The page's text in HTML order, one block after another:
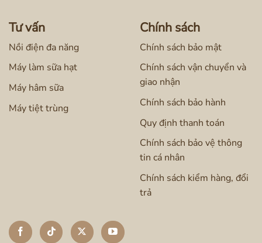
Tư vấn
Nồi điện đa năng
Máy làm sữa hạt
Máy hâm sữa
Máy tiệt trùng
Chính sách
Chính sách bảo mật
Chính sách vận chuyển và
giao nhận
Chính sách bảo hành
Quy định thanh toán
Chính sách bảo vệ thông
tin cá nhân
Chính sách kiểm hàng, đổi
trả